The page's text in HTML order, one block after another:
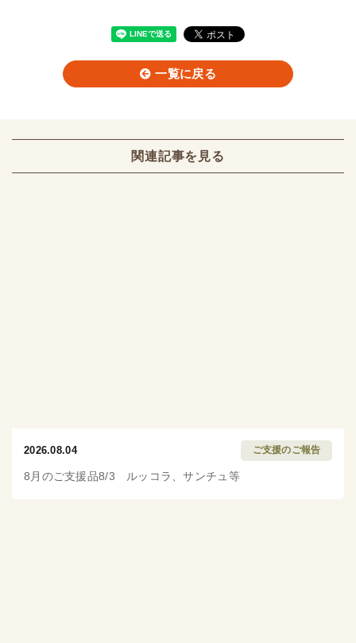
一覧に戻る
関連記事を見る
2026.08.04 ご支援のご報告
8月のご支援品8/3 ルッコラ、サンチュ等